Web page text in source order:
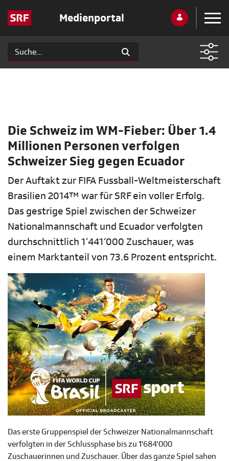
Medienportal
Die Schweiz im WM-Fieber: Über 1.4
Millionen Personen verfolgen
Schweizer Sieg gegen Ecuador
Der Auftakt zur FIFA Fussball-Weltmeisterschaft
Brasilien 2014™ war für SRF ein voller Erfolg.
Das gestrige Spiel zwischen der Schweizer
Nationalmannschaft und Ecuador verfolgten
durchschnittlich 1‘441‘000 Zuschauer, was
einem Marktanteil von 73.6 Prozent entspricht.
Das erste Gruppenspiel der Schweizer Nationalmannschaft
verfolgten in der Schlussphase bis zu 1'684'000
Zuschauerinnen und Zuschauer. Über das ganze Spiel sahen